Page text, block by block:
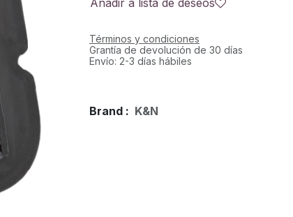
Términos y condiciones
Grantía de devolución de 30 días
Envío: 2-3 días hábiles
Brand : K&N